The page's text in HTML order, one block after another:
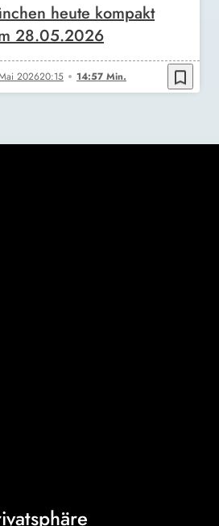
heute kompakt
28.05.2026
202620:15 14:57 Min. bookmark_border